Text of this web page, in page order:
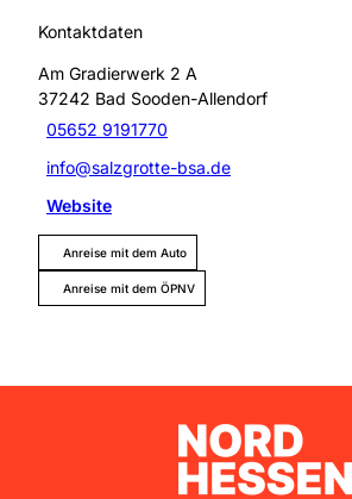
Kontaktdaten
Am Gradierwerk 2 A
37242 Bad Sooden-Allendorf
05652 9191770
info@salzgrotte-bsa.de
Website
Anreise mit dem Auto
Anreise mit dem ÖPNV